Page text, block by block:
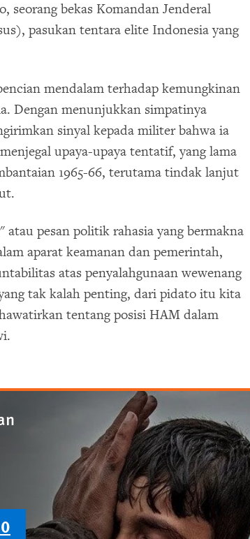
seorang bekas Komandan Jenderal
pasukan tentara elite Indonesia yang
mendalam terhadap kemungkinan
Dengan menunjukkan simpatinya
sinyal kepada militer bahwa ia
upaya-upaya tentatif, yang lama
1965-66, terutama tindak lanjut
pesan politik rahasia yang bermakna
aparat keamanan dan pemerintah,
atas penyalahgunaan wewenang
tak kalah penting, dari pidato itu kita
tentang posisi HAM dalam